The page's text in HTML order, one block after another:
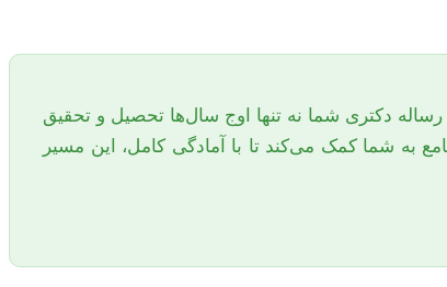
دکتری شما نه تنها اوج سال‌ها تحصیل و تحقیق
به شما کمک می‌کند تا با آمادگی کامل، این مسیر